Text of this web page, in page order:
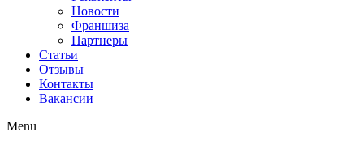
Новости
Франшиза
Партнеры
Статьи
Отзывы
Контакты
Вакансии
Menu